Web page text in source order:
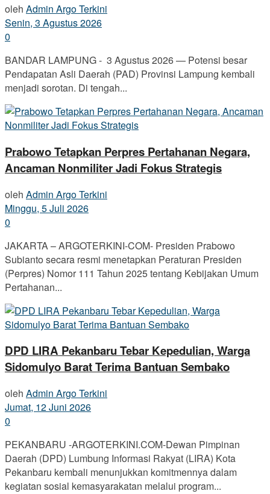
oleh Admin Argo Terkini
Senin, 3 Agustus 2026
0
BANDAR LAMPUNG - 3 Agustus 2026 — Potensi besar
Pendapatan Asli Daerah (PAD) Provinsi Lampung kembali
menjadi sorotan. Di tengah...
Prabowo Tetapkan Perpres Pertahanan Negara,
Ancaman Nonmiliter Jadi Fokus Strategis
oleh Admin Argo Terkini
Minggu, 5 Juli 2026
0
JAKARTA – ARGOTERKINI-COM- Presiden Prabowo
Subianto secara resmi menetapkan Peraturan Presiden
(Perpres) Nomor 111 Tahun 2025 tentang Kebijakan Umum
Pertahanan...
DPD LIRA Pekanbaru Tebar Kepedulian, Warga
Sidomulyo Barat Terima Bantuan Sembako
oleh Admin Argo Terkini
Jumat, 12 Juni 2026
0
PEKANBARU -ARGOTERKINI.COM-Dewan Pimpinan
Daerah (DPD) Lumbung Informasi Rakyat (LIRA) Kota
Pekanbaru kembali menunjukkan komitmennya dalam
kegiatan sosial kemasyarakatan melalui program...